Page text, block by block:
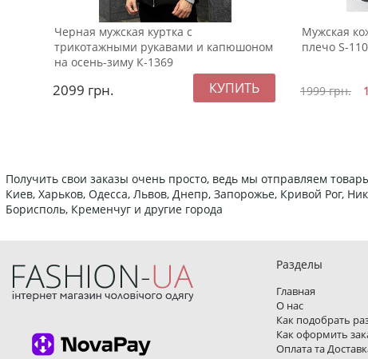
Черная мужская куртка с
трикотажными рукавами и капюшоном
на осень-зиму К-1369
2099 грн.
Мужская
плечо S-110
1999грн.
Получить свои заказы очень просто, ведь мы отправляем
Киев, Харьков, Одесса, Львов, Днепр, Запорожье, Кривой Рог,
Борисполь, Кременчуг и другие города
Разделы
Главная
О нас
Как подобрать
Как оформить
Оплата та